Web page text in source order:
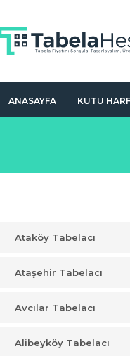
ANASAYFA KUTU
Ataköy Tabelacı
Ataşehir Tabelacı
Avcılar Tabelacı
Alibeyköy Tabelacı